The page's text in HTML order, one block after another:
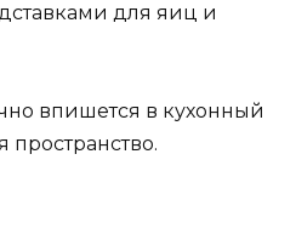
для яиц и
впишется в кухонный
пространство.